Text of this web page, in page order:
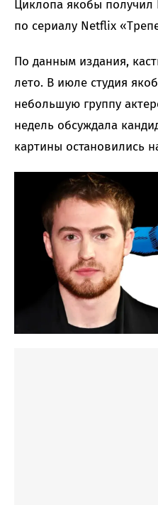
Циклопа якобы получил
по сериалу Netflix
По данным издания,
лето. В июле студия
небольшую группу
недель обсуждала
картины остановились